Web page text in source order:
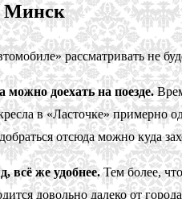
Минск
рассматривать не
доехать на поезде.
в «Ласточке» примерно
отсюда можно куда
всё же удобнее.Тем более,
довольно далеко от